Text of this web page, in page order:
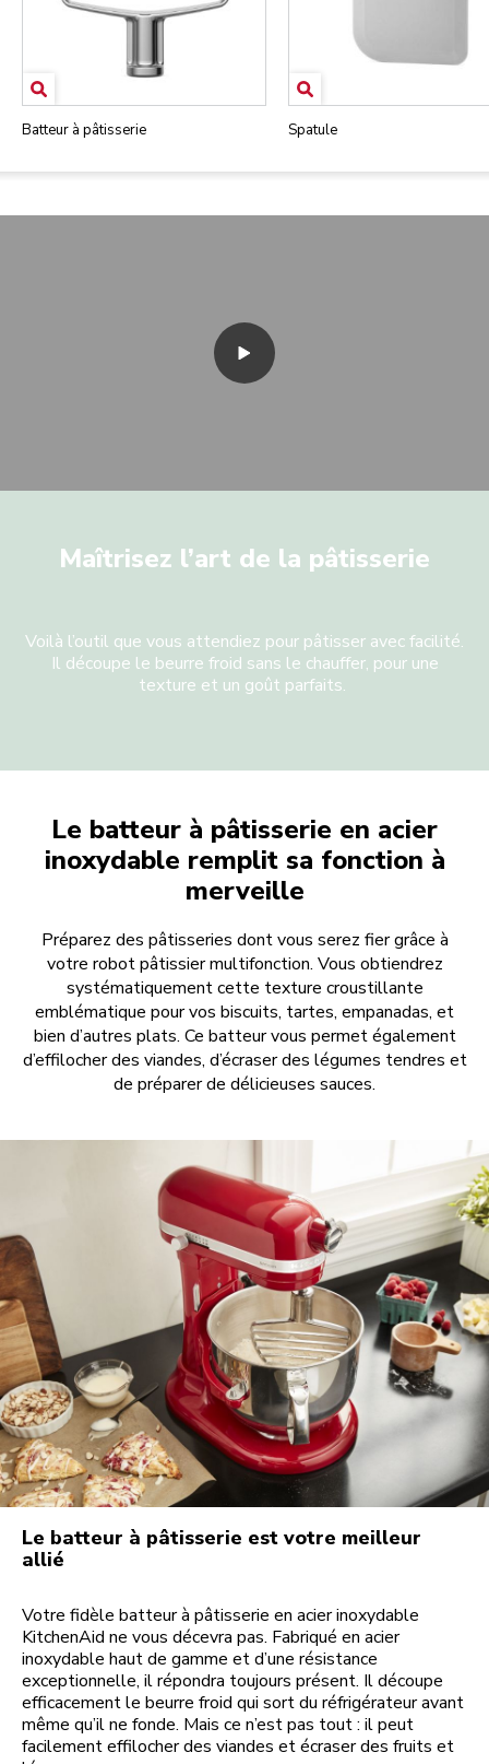
Batteur à pâtisserie Spatule
Maîtrisez l’art de la pâtisserie
Voilà l’outil que vous attendiez pour pâtisser avec facilité.
Il découpe le beurre froid sans le chauffer, pour une
texture et un goût parfaits.
Le batteur à pâtisserie en acier
inoxydable remplit sa fonction à
merveille
Préparez des pâtisseries dont vous serez fier grâce à
votre robot pâtissier multifonction. Vous obtiendrez
systématiquement cette texture croustillante
emblématique pour vos biscuits, tartes, empanadas, et
bien d’autres plats. Ce batteur vous permet également
d’effilocher des viandes, d’écraser des légumes tendres et
de préparer de délicieuses sauces.
Le batteur à pâtisserie est votre meilleur
allié
Votre fidèle batteur à pâtisserie en acier inoxydable
KitchenAid ne vous décevra pas. Fabriqué en acier
inoxydable haut de gamme et d’une résistance
exceptionnelle, il répondra toujours présent. Il découpe
efficacement le beurre froid qui sort du réfrigérateur avant
même qu’il ne fonde. Mais ce n’est pas tout : il peut
facilement effilocher des viandes et écraser des fruits et